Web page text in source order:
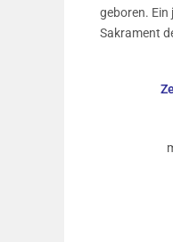
geboren. Ein
Sakrament